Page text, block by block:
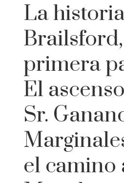
La
Brailsford,
primera
El
Sr.
el camino